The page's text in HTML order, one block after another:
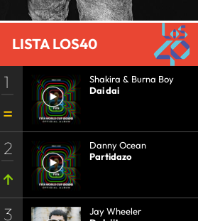
LISTA LOS40
1
Shakira & Burna Boy
Dai dai
2
Danny Ocean
Partidazo
3
Jay Wheeler